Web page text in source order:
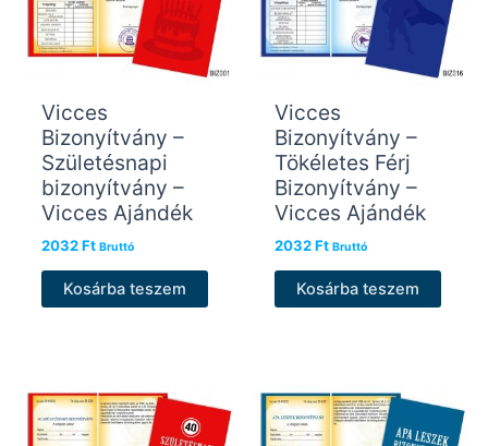
Vicces
Bizonyítvány –
Születésnapi
bizonyítvány –
Vicces Ajándék
2032Ft Bruttó
Kosárba teszem
Vicces
Bizonyítvány –
Tökéletes Férj
Bizonyítvány –
Vicces Ajándék
2032Ft Bruttó
Kosárba teszem